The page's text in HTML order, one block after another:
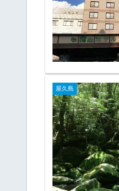
屋久島